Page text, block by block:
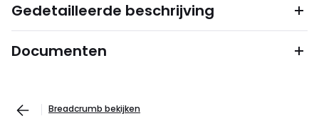
Gedetailleerde beschrijving
Documenten
Breadcrumb bekijken